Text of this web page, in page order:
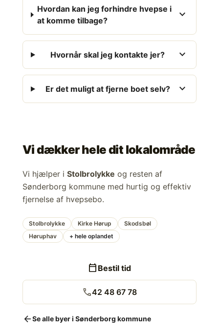
Hvordan kan jeg forhindre hvepse i
at komme tilbage?
expand_more
Hvornår skal jeg kontakte jer? expand_more
Er det muligt at fjerne boet selv? expand_more
Vi dækker hele dit lokalområde
Vi hjælper i Stolbrolykke og resten af
Sønderborg kommune med hurtig og effektiv
fjernelse af hvepsebo.
Stolbrolykke Kirke Hørup
Skodsbøl
Høruphav
+ hele oplandet
calendar_today Bestil tid
call42 48 67 78
arrow_backSe alle byer i Sønderborg kommune